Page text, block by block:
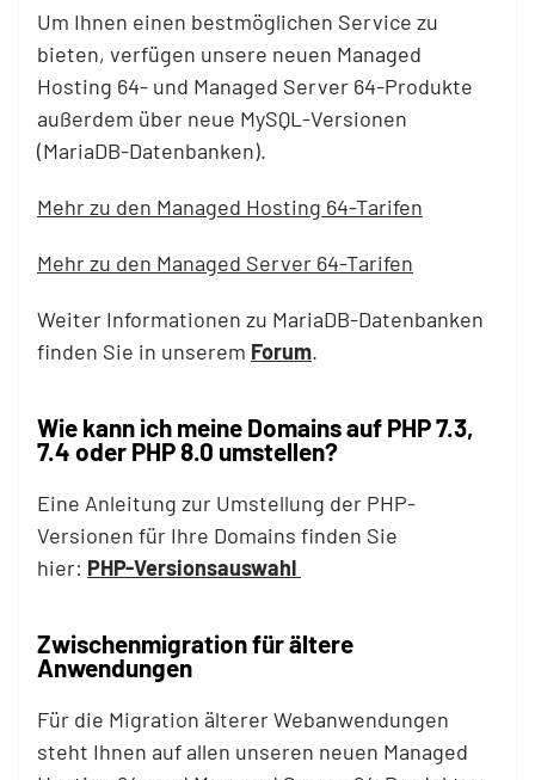
Um Ihnen einen bestmöglichen Service zu
bieten, verfügen unsere neuen Managed
Hosting 64- und Managed Server 64-Produkte
außerdem über neue MySQL-Versionen
(MariaDB-Datenbanken).
Mehr zu den Managed Hosting 64-Tarifen
Mehr zu den Managed Server 64-Tarifen
Weiter Informationen zu MariaDB-Datenbanken
finden Sie in unserem Forum.
Wie kann ich meine Domains auf PHP 7.3,
7.4 oder PHP 8.0 umstellen?
Eine Anleitung zur Umstellung der PHP-
Versionen für Ihre Domains finden Sie
hier: PHP-Versionsauswahl
Zwischenmigration für ältere
Anwendungen
Für die Migration älterer Webanwendungen
steht Ihnen auf allen unseren neuen Managed